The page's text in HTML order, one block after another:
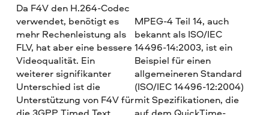
Da F4V den H.264-Codec
verwendet, benötigt es
mehr Rechenleistung als
FLV, hat aber eine bessere
Videoqualität. Ein
weiterer signifikanter
Unterschied ist die
Unterstützung von F4V für
die 3GPP Timed Text
MPEG-4 Teil 14, auch
bekannt als ISO/IEC
14496-14:2003, ist ein
Beispiel für einen
allgemeineren Standard
(ISO/IEC 14496-12:2004)
mit Spezifikationen, die
auf dem QuickTime-